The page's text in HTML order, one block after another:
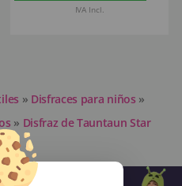
IVA Incl.
» Disfraces para niños »
» Disfraz de Tauntaun Star